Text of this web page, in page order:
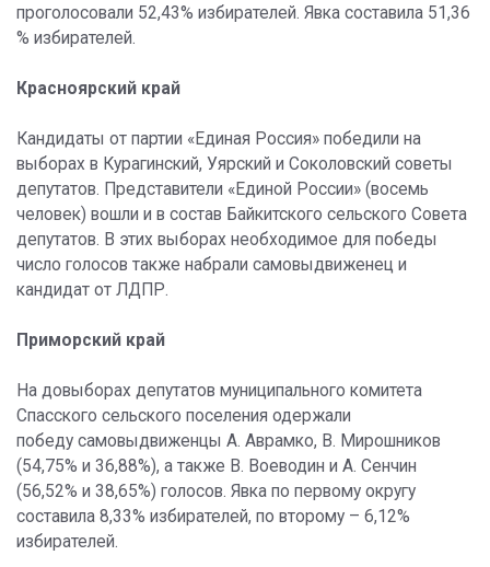
проголосовали 52,43% избирателей. Явка составила 51,36
% избирателей.
Красноярский край
Кандидаты от партии «Единая Россия» победили на
выборах в Курагинский, Уярский и Соколовский советы
депутатов. Представители «Единой России» (восемь
человек) вошли и в состав Байкитского сельского Совета
депутатов. В этих выборах необходимое для победы
число голосов также набрали самовыдвиженец и
кандидат от ЛДПР.
Приморский край
На довыборах депутатов муниципального комитета
Спасского сельского поселения одержали
победу самовыдвиженцы А. Аврамко, В. Мирошников
(54,75% и 36,88%), а также В. Воеводин и А. Сенчин
(56,52% и 38,65%) голосов. Явка по первому округу
составила 8,33% избирателей, по второму – 6,12%
избирателей.